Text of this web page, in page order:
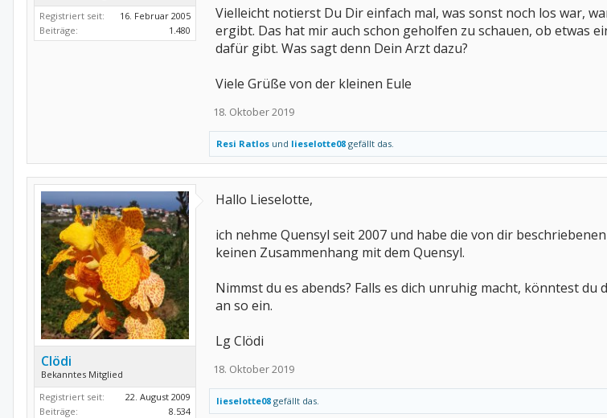
Registriert seit:
16. Februar 2005
Beiträge:
1.480
Vielleicht notierst Du Dir einfach mal, was sonst noch los war,
ergibt. Das hat mir auch schon geholfen zu schauen, ob etwas
dafür gibt. Was sagt denn Dein Arzt dazu?
Viele Grüße von der kleinen Eule
18. Oktober 2019
Resi Ratlos und lieselotte08 gefällt das.
Clödi
Bekanntes Mitglied
Registriert seit:
22. August 2009
Beiträge:
8.534
Hallo Lieselotte,
ich nehme Quensyl seit 2007 und habe die von dir
keinen Zusammenhang mit dem Quensyl.
Nimmst du es abends? Falls es dich unruhig macht, könntest
an so ein.
Lg Clödi
18. Oktober 2019
lieselotte08 gefällt das.